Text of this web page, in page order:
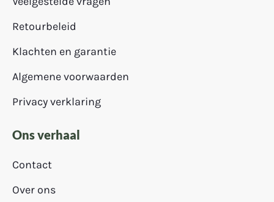
Retourbeleid
Klachten en garantie
Algemene voorwaarden
Privacy verklaring
Ons verhaal
Contact
Over ons